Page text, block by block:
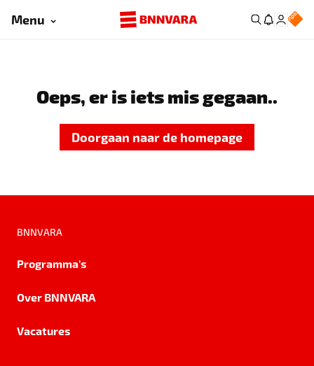
Menu
Oeps, er is iets mis gegaan..
Doorgaan naar de homepage
BNNVARA
Programma's
Over BNNVARA
Vacatures